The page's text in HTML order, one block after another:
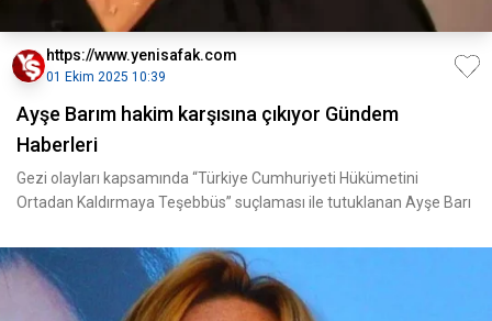
https://www.yenisafak.com
01 Ekim 2025 10:39
Ayşe Barım hakim karşısına çıkıyor Gündem
Haberleri
Gezi olayları kapsamında “Türkiye Cumhuriyeti Hükümetini
Ortadan Kaldırmaya Teşebbüs” suçlaması ile tutuklanan Ayşe Barı